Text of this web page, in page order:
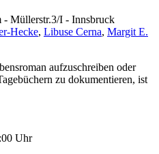
- Müllerstr.3/I - Innsbruck
Hecke, Libuse Cerna, Margit E.
aufzuschreiben oder
zu dokumentieren, ist
Uhr